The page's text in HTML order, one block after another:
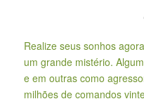
Realize seus sonhos
um grande mistério.
e em outras como
milhões de comandos